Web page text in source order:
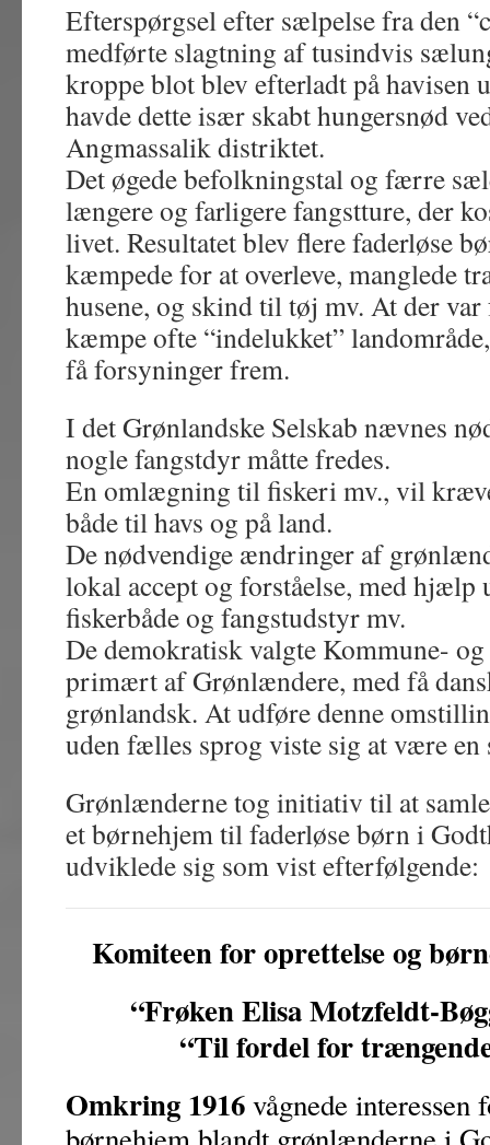
Efterspørgsel efter sælpelse fra den
medførte slagtning af tusindvis
kroppe blot blev efterladt på havisen
havde dette især skabt hungersnød
Angmassalik distriktet.
Det øgede befolkningstal og færre
længere og farligere fangstture, der
livet. Resultatet blev flere faderløse
kæmpede for at overleve, manglede
husene, og skind til tøj mv. At der
kæmpe ofte “indelukket”
få forsyninger frem.
I det Grønlandske Selskab nævnes
nogle fangstdyr måtte fredes.
En omlægning til fiskeri mv., vil
både til havs og på land.
De nødvendige ændringer af
lokal accept og forståelse, med
fiskerbåde og fangstudstyr mv.
De demokratisk valgte Kommune-
primært af Grønlændere, med få
grønlandsk. At udføre denne
uden fælles sprog viste sig at være
Grønlænderne tog initiativ til at
et børnehjem til faderløse børn i
udviklede sig som vist efterfølgende:
Komiteen for oprettelse og
“Frøken Elisa Motzfeldt-
“Til fordel for
Omkring 1916vågnede interessen